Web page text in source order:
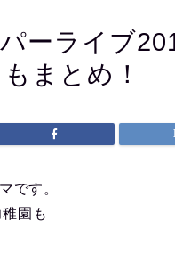
ーライブ
まとめ！
です。
園も